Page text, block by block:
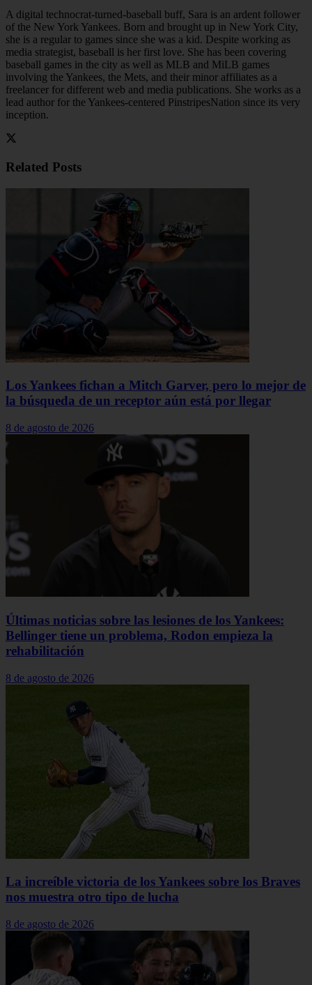
A digital technocrat-turned-baseball buff, Sara is an ardent follower
of the New York Yankees. Born and brought up in New York City,
she is a regular to games since she was a kid. Despite working as
media strategist, baseball is her first love. She has been covering
baseball games in the city as well as MLB and MiLB games
involving the Yankees, the Mets, and their minor affiliates as a
freelancer for different web and media publications. She works as a
lead author for the Yankees-centered PinstripesNation since its very
inception.
Related Posts
Los Yankees fichan a Mitch Garver, pero lo mejor de
la búsqueda de un receptor aún está por llegar
8 de agosto de 2026
Últimas noticias sobre las lesiones de los Yankees:
Bellinger tiene un problema, Rodon empieza la
rehabilitación
8 de agosto de 2026
La increíble victoria de los Yankees sobre los Braves
nos muestra otro tipo de lucha
8 de agosto de 2026